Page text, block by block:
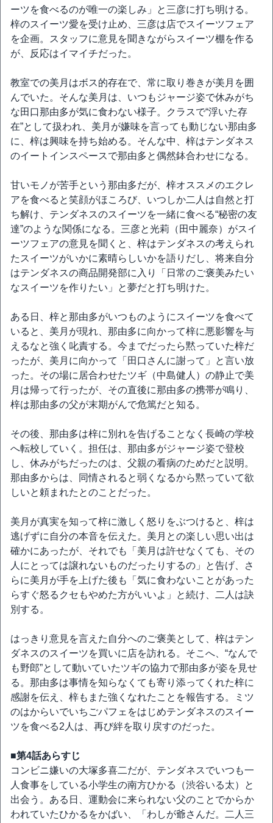
ーツを食べるのが唯一の楽しみ」と三彦に打ち明ける。
梓のスイーツ愛を受け止め、三彦は店でスイーツフェア
を企画。スタッフに意見を聞きながらスイーツ棚を作る
が、反応はイマイチだった。
教室での美月はボス的存在で、常に取り巻きが美月を囲
んでいた。そんな美月は、いつもジャージ姿で休みがち
な田口那由多が気に食わない様子。クラスで“浮いた存
在”として扱われ、美月が嫌味を言っても動じない那由多
に、梓は興味を持ち始める。そんな中、梓はテンダネス
のイートインスペースで那由多と偶然鉢合わせになる。
甘いモノが苦手という那由多だが、梓オススメのエクレ
アを食べると笑顔がほころび、いつしか二人は自然と打
ち解け、テンダネスのスイーツを一緒に食べる“秘密の友
達”のような関係になる。三彦と光莉（田中麗奈）がスイ
ーツフェアの意見を聞くと、梓はテンダネスの考えられ
たスイーツがいかに素晴らしいかを語りだし、将来自分
はテンダネスの商品開発部に入り「日常のご褒美みたい
なスイーツを作りたい」と夢だと打ち明けた。
ある日、梓と那由多がいつものようにスイーツを食べて
いると、美月が現れ、那由多に向かって梓に悪影響を与
えるなと強く叱責する。今までだったら黙っていた梓だ
ったが、美月に向かって「田口さんに謝って」と言い放
った。その場に居合わせたツギ（中島健人）の静止で美
月は帰って行ったが、その直後に那由多の携帯が鳴り、
梓は那由多の父が末期がんで危篤だと知る。
その後、那由多は梓に別れを告げることなく長崎の学校
へ転校していく。担任は、那由多がジャージ姿で登校
し、休みがちだったのは、父親の看病のためだと説明。
那由多からは、同情されると弱くなるから黙っていて欲
しいと頼まれたとのことだった。
美月が真実を知って梓に激しく怒りをぶつけると、梓は
逃げずに自分の本音を伝えた。美月との楽しい思い出は
確かにあったが、それでも「美月は許せなくても、その
人にとっては譲れないものだったりするの」と告げ、さ
らに美月が手を上げた後も「気に食わないことがあった
らすぐ怒るクセもやめた方がいいよ」と続け、二人は訣
別する。
はっきり意見を言えた自分へのご褒美として、梓はテン
ダネスのスイーツを買いに店を訪れる。そこへ、“なんで
も野郎”として動いていたツギの協力で那由多が姿を見せ
る。那由多は事情を知らなくても寄り添ってくれた梓に
感謝を伝え、梓もまた強くなれたことを報告する。ミツ
のはからいでいちごパフェをはじめテンダネスのスイー
ツを食べる2人は、再び絆を取り戻すのだった。
■第4話あらすじ
コンビニ嫌いの大塚多喜二だが、テンダネスでいつも一
人食事をしている小学生の南方ひかる（渋谷いる太）と
出会う。ある日、運動会に来られない父のことでからか
われていたひかるをかばい、「わしが爺さんだ。二人三